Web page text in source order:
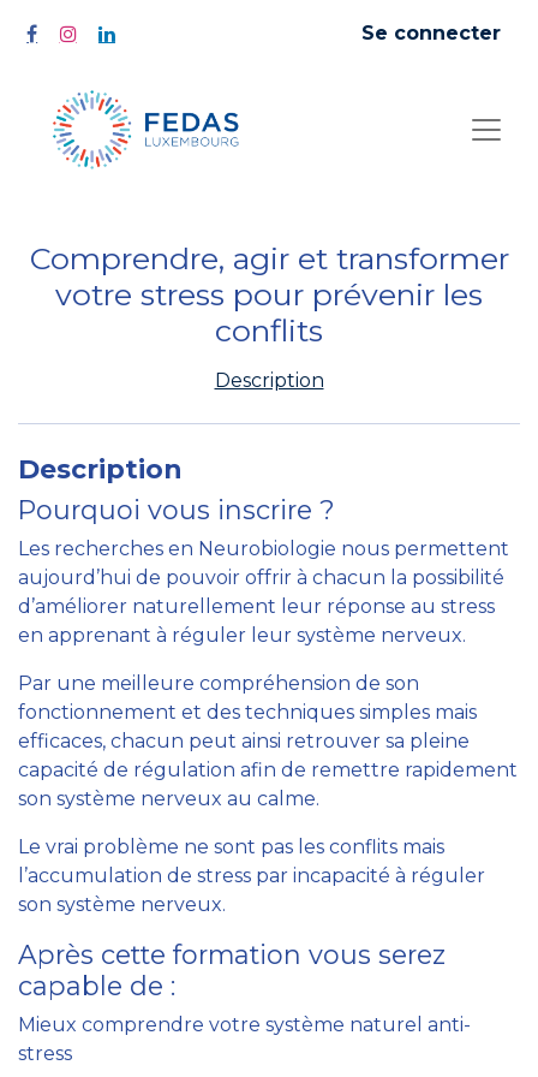
Se connecter
Comprendre, agir et transformer
votre stress pour prévenir les
conflits
Description
Description
Pourquoi vous inscrire ?
Les recherches en Neurobiologie nous permettent
aujourd’hui de pouvoir offrir à chacun la possibilité
d’améliorer naturellement leur réponse au stress
en apprenant à réguler leur système nerveux.
Par une meilleure compréhension de son
fonctionnement et des techniques simples mais
efficaces, chacun peut ainsi retrouver sa pleine
capacité de régulation afin de remettre rapidement
son système nerveux au calme.
Le vrai problème ne sont pas les conflits mais
l’accumulation de stress par incapacité à réguler
son système nerveux.
Après cette formation vous serez
capable de :
Mieux comprendre votre système naturel anti-
stress